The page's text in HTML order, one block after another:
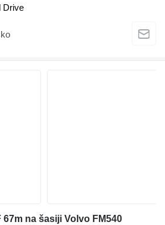
Drive
67m na šasiji Volvo FM540